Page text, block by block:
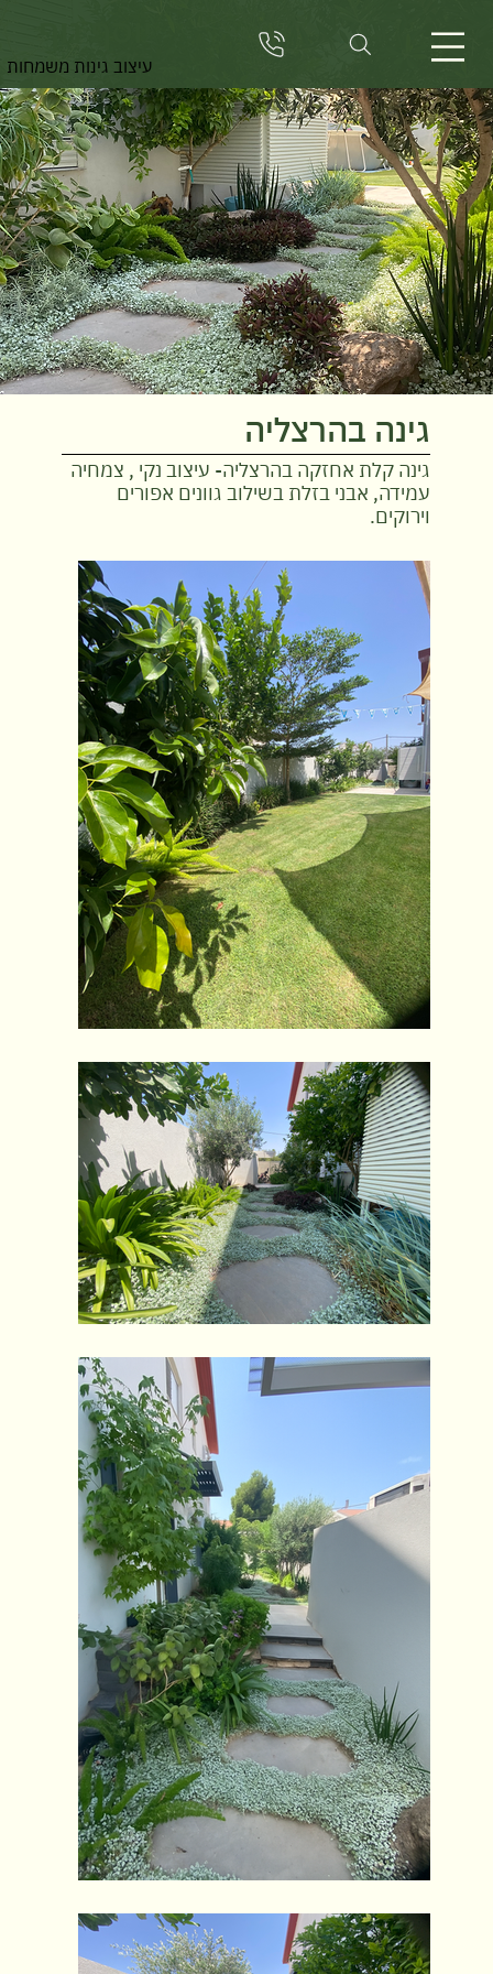
גינה בהרצליה
גינה קלת אחזקה בהרצליה- עיצוב נקי , צמחיה
עמידה, אבני בזלת בשילוב גוונים אפורים
וירוקים.
עיצוב גינות משמחות